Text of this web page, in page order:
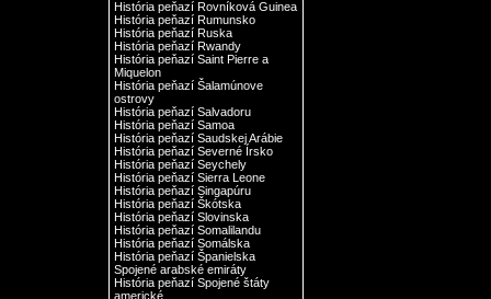
História peňazí Rovníková Guinea
História peňazí Rumunsko
História peňazí Ruska
História peňazí Rwandy
História peňazí Saint Pierre a
Miquelon
História peňazí Šalamúnove
ostrovy
História peňazí Salvadoru
História peňazí Samoa
História peňazí Saudskej Arábie
História peňazí Severné Írsko
História peňazí Seychely
História peňazí Sierra Leone
História peňazí Singapúru
História peňazí Škótska
História peňazí Slovinska
História peňazí Somalilandu
História peňazí Somálska
História peňazí Španielska
Spojené arabské emiráty
História peňazí Spojené štáty
americké